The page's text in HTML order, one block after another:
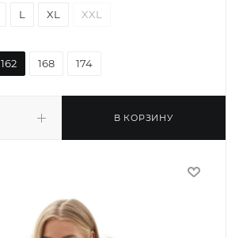
В КОРЗИНУ
L XL XXL
162 168 174